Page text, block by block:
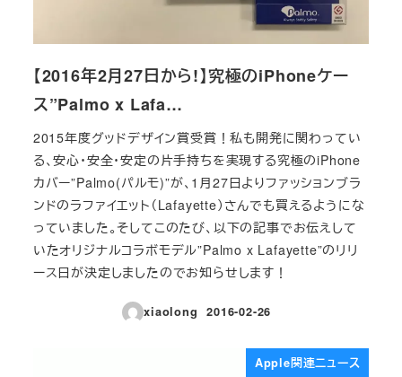
【2016年2月27日から!】究極のiPhoneケー
ス”Palmo x Lafa…
2015年度グッドデザイン賞受賞！私も開発に関わってい
る、安心・安全・安定の片手持ちを実現する究極のiPhone
カバー”Palmo(パルモ)”が、1月27日よりファッションブラ
ンドのラファイエット（Lafayette）さんでも買えるようにな
っていました。そしてこのたび、以下の記事でお伝えして
いたオリジナルコラボモデル”Palmo x Lafayette”のリリ
ース日が決定しましたのでお知らせします！
xiaolong
投稿日
2016-02-26
Apple関連ニュース